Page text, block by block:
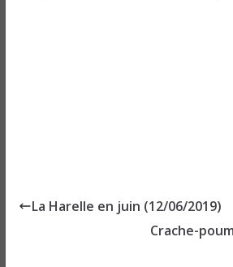
La Harelle en juin (12/06/2019)
Crache-